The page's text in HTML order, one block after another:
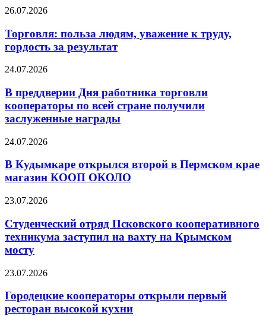
26.07.2026
Торговля: польза людям, уважение к труду,
гордость за результат
24.07.2026
В преддверии Дня работника торговли
кооператоры по всей стране получили
заслуженные награды
24.07.2026
В Кудымкаре открылся второй в Пермском крае
магазин КООП ОКОЛО
23.07.2026
Студенческий отряд Псковского кооперативного
техникума заступил на вахту на Крымском
мосту
23.07.2026
Городецкие кооператоры открыли первый
ресторан высокой кухни